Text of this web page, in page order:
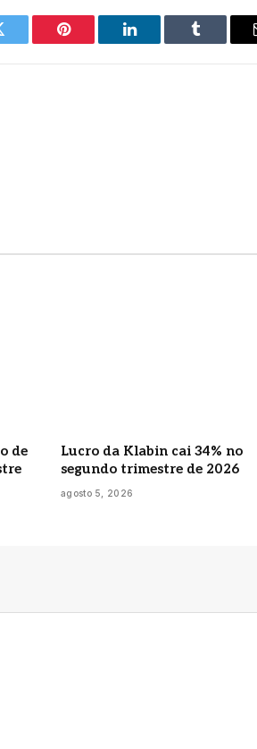
Pinterest LinkedIn Tumblr
de
Lucro da Klabin cai 34% no
segundo trimestre de 2026
agosto 5, 2026